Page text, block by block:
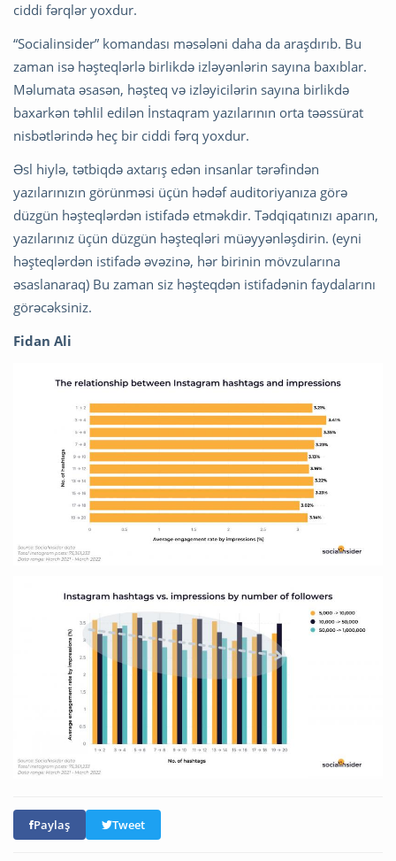
ciddi fərqlər yoxdur.
“Socialinsider” komandası məsələni daha da araşdırıb. Bu
zaman isə həşteqlərlə birlikdə izləyənlərin sayına baxıblar.
Məlumata əsasən, həşteq və izləyicilərin sayına birlikdə
baxarkən təhlil edilən İnstaqram yazılarının orta təəssürat
nisbətlərində heç bir ciddi fərq yoxdur.
Əsl hiylə, tətbiqdə axtarış edən insanlar tərəfindən
yazılarınızın görünməsi üçün hədəf auditoriyanıza görə
düzgün həşteqlərdən istifadə etməkdir. Tədqiqatınızı aparın,
yazılarınız üçün düzgün həşteqləri müəyyənləşdirin. (eyni
həşteqlərdən istifadə əvəzinə, hər birinin mövzularına
əsaslanaraq) Bu zaman siz həşteqdən istifadənin faydalarını
görəcəksiniz.
Fidan Ali
Paylaş Tweet